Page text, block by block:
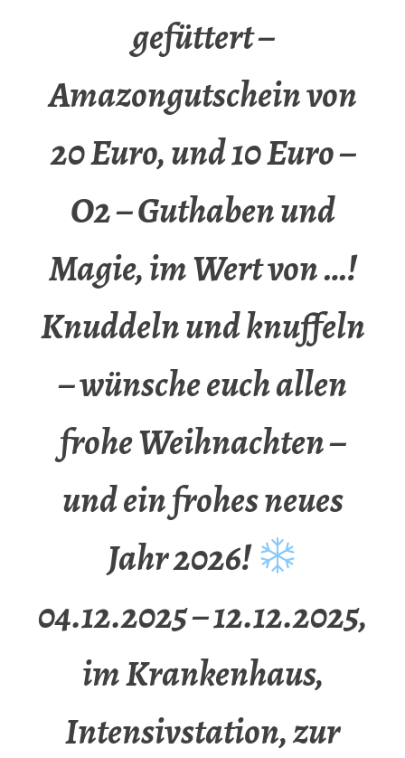
gefüttert –
Amazongutschein von
20 Euro, und 10 Euro –
O2 – Guthaben und
Magie, im Wert von …!
Knuddeln und knuffeln
– wünsche euch allen
frohe Weihnachten –
und ein frohes neues
Jahr 2026!
04.12.2025 – 12.12.2025,
im Krankenhaus,
Intensivstation, zur